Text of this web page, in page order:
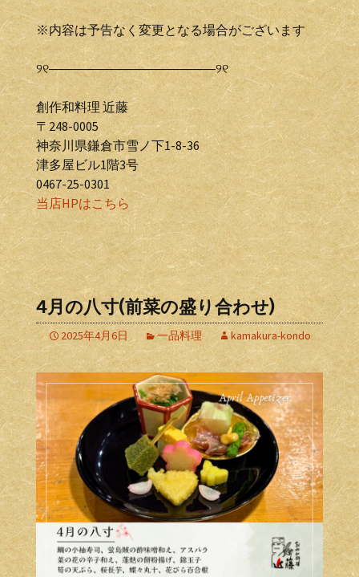
※内容は予告なく変更となる場合がございます
୨୧―――――――――――――୨୧
創作和料理 近藤
〒248-0005
神奈川県鎌倉市雪ノ下1-8-36
津多屋ビル1階3号
0467-25-0301
当店HPはこちら
4月の八寸(前菜の盛り合わせ)
2025年4月6日 一品料理 kamakura-kondo